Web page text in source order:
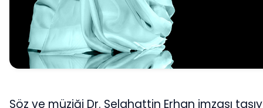
Söz ve müziği Dr. Selahattin Erhan imzası